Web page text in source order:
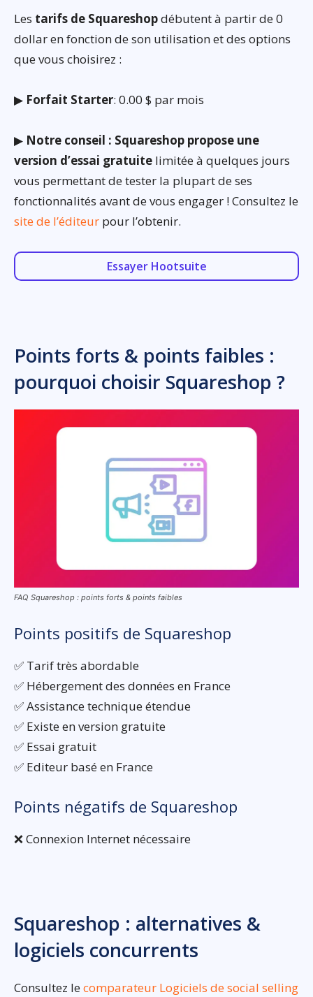
Les tarifs de Squareshopdébutent à partir de 0
dollar en fonction de son utilisation et des options
que vous choisirez :
▶ Forfait Starter: 0.00 $ par mois
▶ Notre conseil : Squareshop propose une
version d’essai gratuite limitée à quelques jours
vous permettant de tester la plupart de ses
fonctionnalités avant de vous engager ! Consultez le
site de l’éditeur pour l’obtenir.
Essayer Hootsuite
Points forts & points faibles :
pourquoi choisir Squareshop ?
FAQ Squareshop : points forts & points faibles
Points positifs de Squareshop
✅ Tarif très abordable
✅ Hébergement des données en France
✅ Assistance technique étendue
✅ Existe en version gratuite
✅ Essai gratuit
✅ Editeur basé en France
Points négatifs de Squareshop
❌ Connexion Internet nécessaire
Squareshop : alternatives &
logiciels concurrents
Consultez lecomparateur Logiciels de social selling